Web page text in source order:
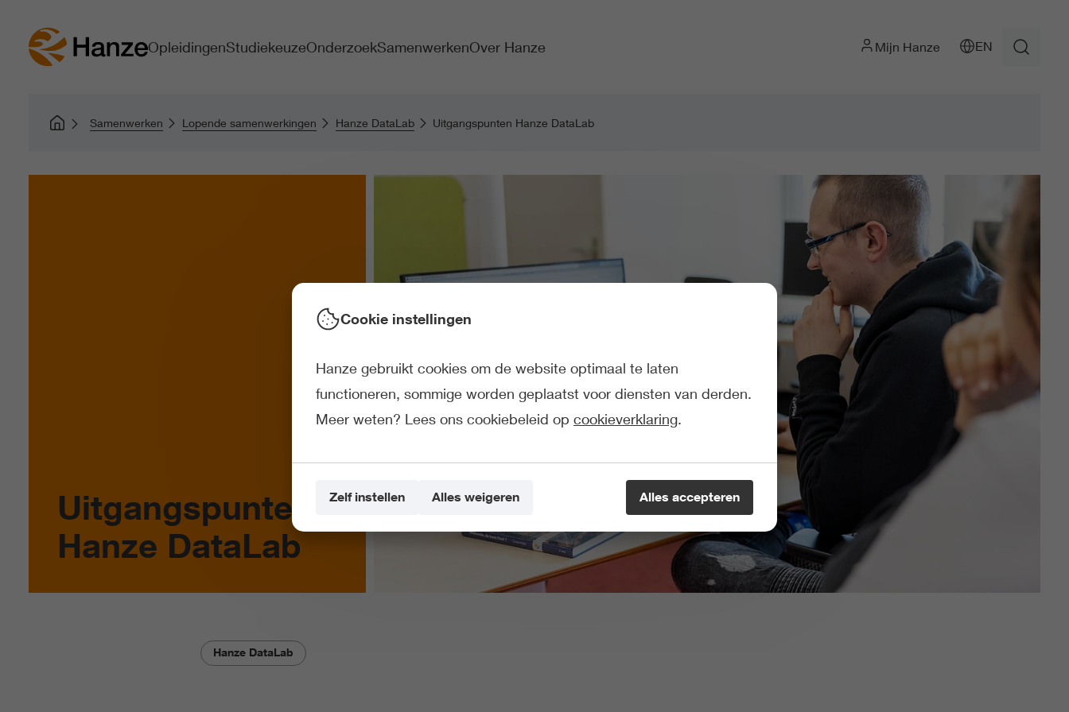
OpleidingenStudiekeuzeOnderzoekSamenwerkenOver Hanze Mijn Hanze EN
Samenwerken Lopende samenwerkingen Hanze DataLab Uitgangspunten Hanze DataLab
Uitgangspunten
Hanze DataLab
Hanze DataLab
Cookie instellingen
Hanze gebruikt cookies om de website optimaal te laten
functioneren, sommige worden geplaatst voor diensten van derden.
Meer weten? Lees ons cookiebeleid op cookieverklaring.
Alles accepteren
Zelf instellen Alles weigeren